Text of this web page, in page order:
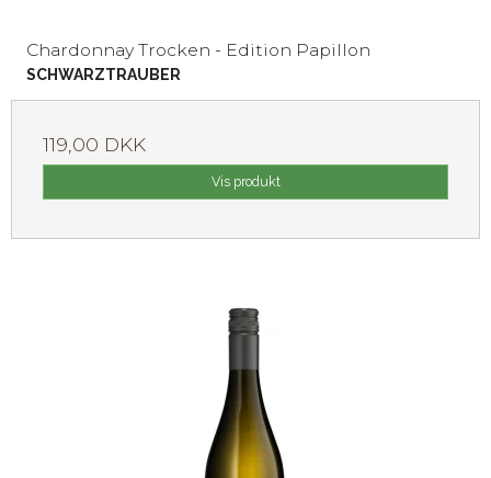
Chardonnay Trocken - Edition Papillon
SCHWARZTRAUBER
119,00 DKK
Vis produkt